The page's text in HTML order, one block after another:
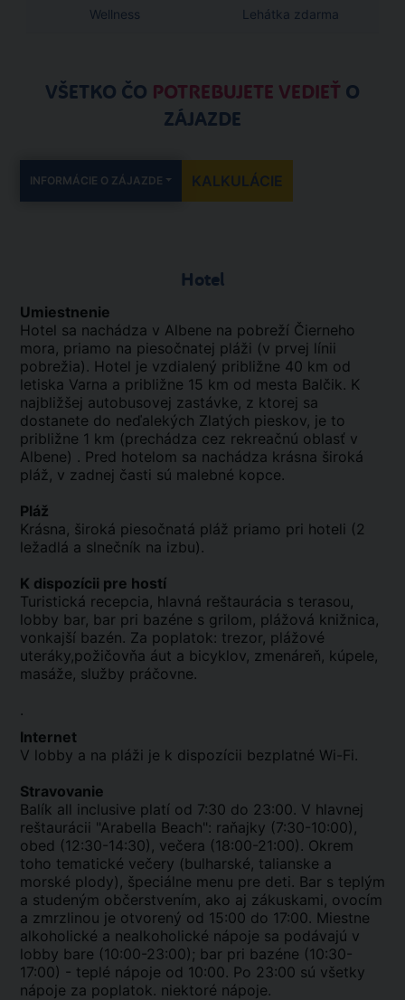
Wellness Lehátka zdarma
VŠETKO ČO POTREBUJETE VEDIEŤ O
ZÁJAZDE
INFORMÁCIE O ZÁJAZDE KALKULÁCIE
Hotel
Umiestnenie
Hotel sa nachádza v Albene na pobreží Čierneho
mora, priamo na piesočnatej pláži (v prvej línii
pobrežia). Hotel je vzdialený približne 40 km od
letiska Varna a približne 15 km od mesta Balčik. K
najbližšej autobusovej zastávke, z ktorej sa
dostanete do neďalekých Zlatých pieskov, je to
približne 1 km (prechádza cez rekreačnú oblasť v
Albene) . Pred hotelom sa nachádza krásna široká
pláž, v zadnej časti sú malebné kopce.
Pláž
Krásna, široká piesočnatá pláž priamo pri hoteli (2
ležadlá a slnečník na izbu).
K dispozícii pre hostí
Turistická recepcia, hlavná reštaurácia s terasou,
lobby bar, bar pri bazéne s grilom, plážová knižnica,
vonkajší bazén. Za poplatok: trezor, plážové
uteráky,požičovňa áut a bicyklov, zmenáreň, kúpele,
masáže, služby práčovne.
.
Internet
V lobby a na pláži je k dispozícii bezplatné Wi-Fi.
Stravovanie
Balík all inclusive platí od 7:30 do 23:00. V hlavnej
reštaurácii "Arabella Beach": raňajky (7:30-10:00),
obed (12:30-14:30), večera (18:00-21:00). Okrem
toho tematické večery (bulharské, talianske a
morské plody), špeciálne menu pre deti. Bar s teplým
a studeným občerstvením, ako aj zákuskami, ovocím
a zmrzlinou je otvorený od 15:00 do 17:00. Miestne
alkoholické a nealkoholické nápoje sa podávajú v
lobby bare (10:00-23:00); bar pri bazéne (10:30-
17:00) - teplé nápoje od 10:00. Po 23:00 sú všetky
nápoje za poplatok. niektoré nápoje.